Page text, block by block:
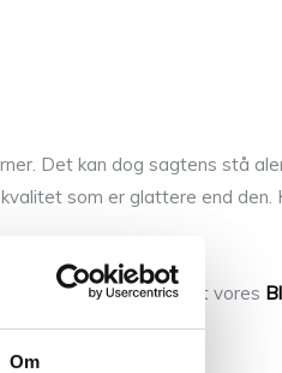
Om
Det kan dog sagtens stå
som er glattere end den.
garner, og her i blandt vores